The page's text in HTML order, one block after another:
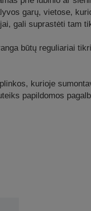
garų, vietose,
gali suprastėti tam
būtų reguliariai
kurioje
papildomos